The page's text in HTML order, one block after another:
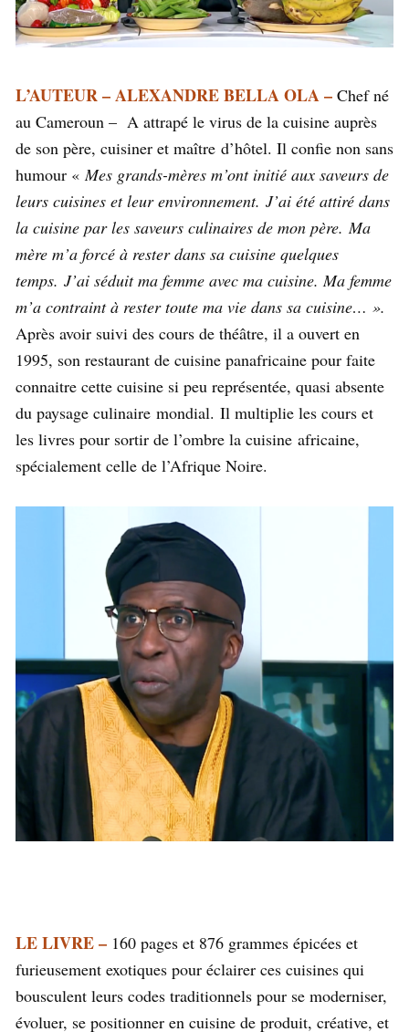
L’AUTEUR – ALEXANDRE BELLA OLA – Chef né
au Cameroun – A attrapé le virus de la cuisine auprès
de son père, cuisiner et maître d’hôtel. Il confie non sans
humour «Mes grands-mères m’ont initié aux saveurs de
leurs cuisines et leur environnement. J’ai été attiré dans
la cuisine par les saveurs culinaires de mon père. Ma
mère m’a forcé à rester dans sa cuisine quelques
temps. J’ai séduit ma femme avec ma cuisine. Ma femme
m’a contraint à rester toute ma vie dans sa cuisine… ».
Après avoir suivi des cours de théâtre, il a ouvert en
1995, son restaurant de cuisine panafricaine pour faite
connaitre cette cuisine si peu représentée, quasi absente
du paysage culinaire mondial. Il multiplie les cours et
les livres pour sortir de l’ombre la cuisine africaine,
spécialement celle de l’Afrique Noire.
LE LIVRE – 160 pages et 876 grammes épicées et
furieusement exotiques pour éclairer ces cuisines qui
bousculent leurs codes traditionnels pour se moderniser,
évoluer, se positionner en cuisine de produit, créative, et